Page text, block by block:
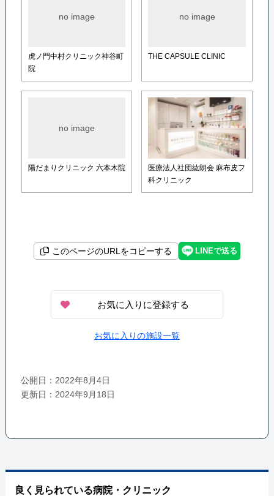
no image
虎ノ門中村クリニック神谷町
院
no image
THE CAPSULE CLINIC
no image
陽だまりクリニック 六本木院
医療法人社団紘朗会 麻布皮フ
科クリニック
このページのURLをコピーする LINEで送る
お気に入りに登録する
お気に入りの施設一覧
公開日：2022年8月4日
更新日：2024年9月18日
良く見られている病院・クリニック